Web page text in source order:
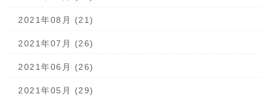
2021年08月 (21)
2021年07月 (26)
2021年06月 (26)
2021年05月 (29)